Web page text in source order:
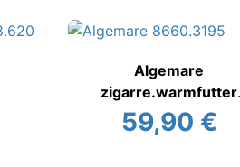
Algemare
zigarre.warmfutter
Hauspantoffel warm
59,90 €